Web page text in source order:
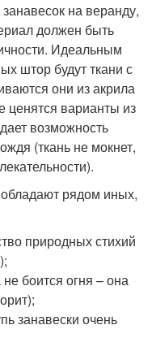
на веранду,
должен быть
Идеальным
штор будут ткани с
они из акрила
ценятся варианты из
возможность
(ткань не мокнет,
рядом иных,
природных стихий
боится огня – она
занавески очень